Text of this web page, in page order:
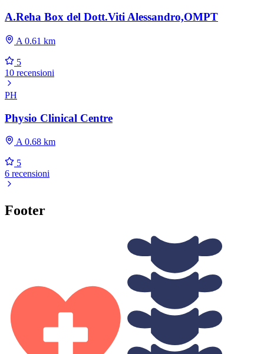
A.Reha Box del Dott.Viti Alessandro,OMPT
A 0.61 km
5
10 recensioni
PH
Physio Clinical Centre
A 0.68 km
5
6 recensioni
Footer